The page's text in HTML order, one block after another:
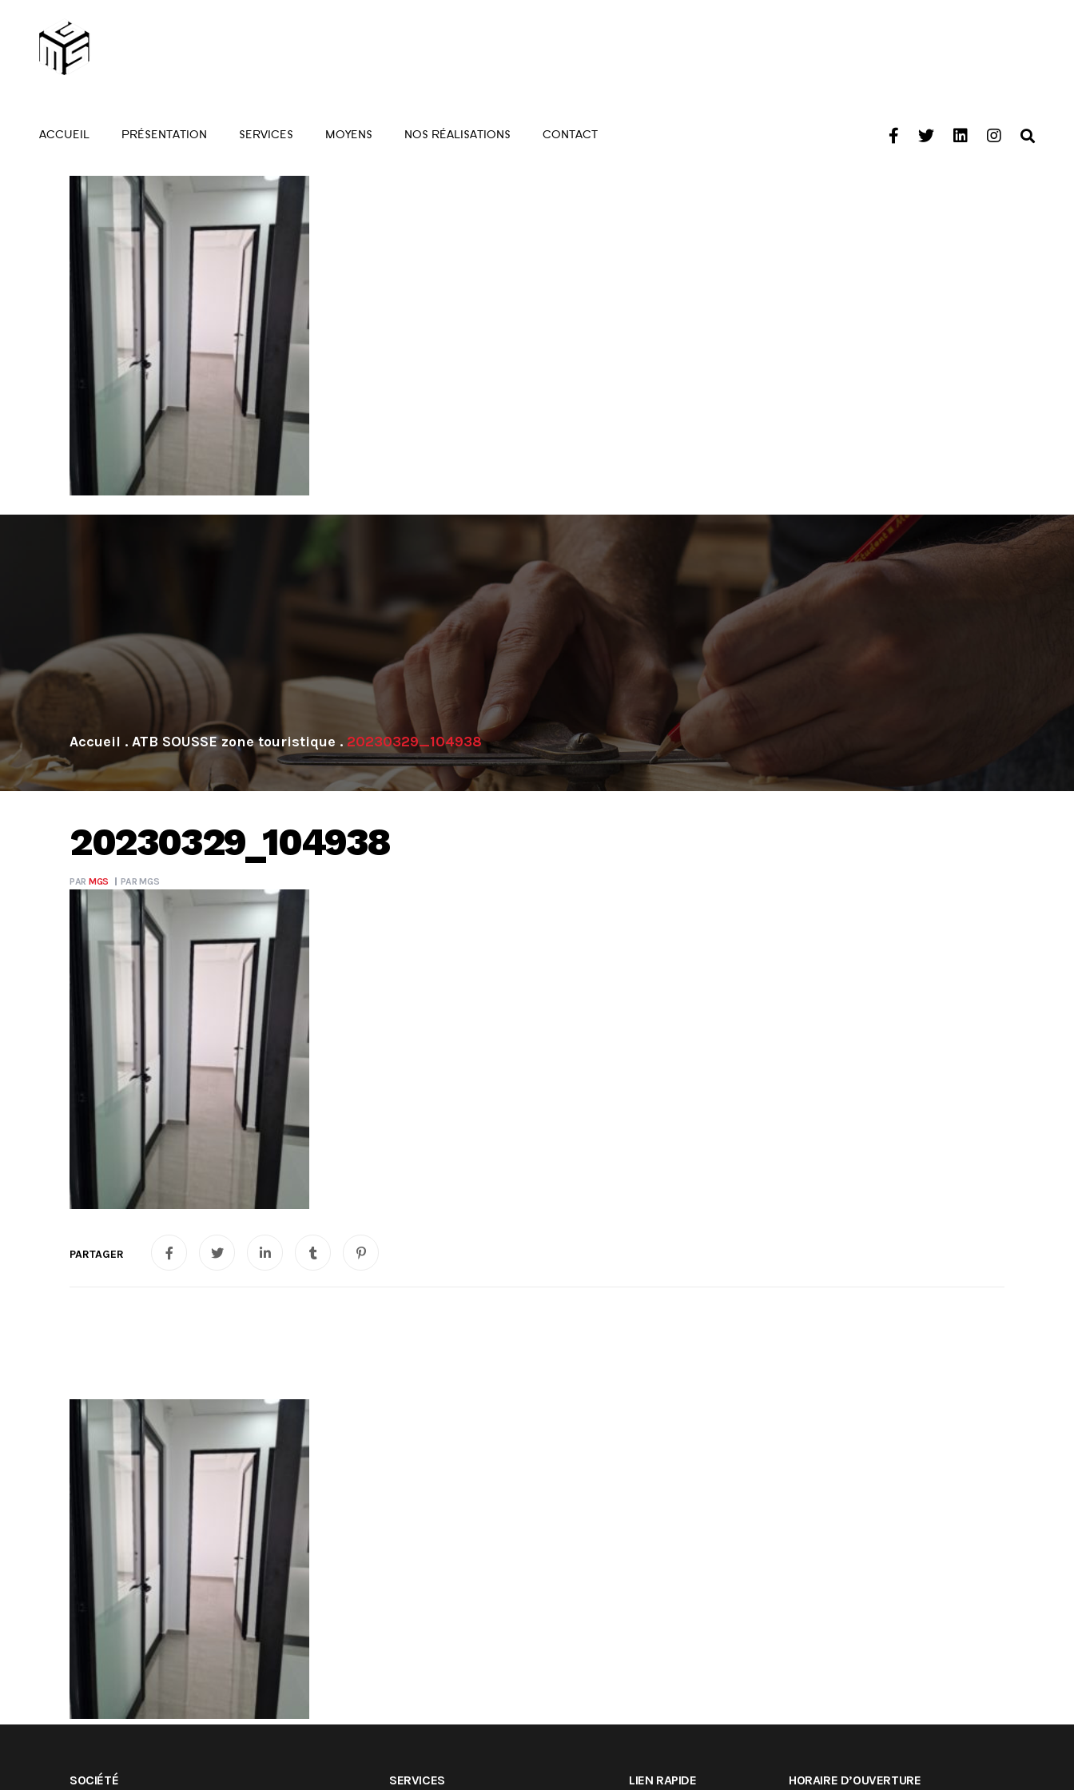
ACCUEIL PRÉSENTATION SERVICES MOYENS NOS RÉALISATIONS CONTACT
. ATB SOUSSE zone touristique . 20230329_104938
20230329_104938
PAR MGS PARMGS
SOCIÉTÉ SERVICES LIEN RAPIDE HORAIRE D’OUVERTURE